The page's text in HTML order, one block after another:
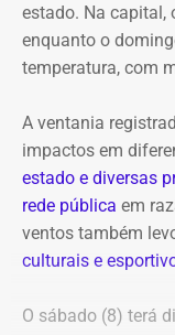
populares (R$ 20 a
Nelson Rodrigues
Tápias. A
Em outubro do
Marinho pedir para
A exoneração,
estado. Na capital,
enquanto o
temperatura, com
A ventania
impactos em
estado e diversas
rede pública em
ventos também
culturais e
O sábado (8) terá